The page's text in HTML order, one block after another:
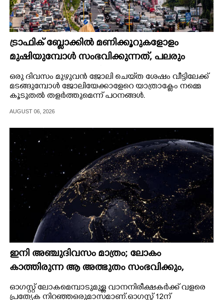
ട്രാഫിക് ബ്ലോക്കിൽ മണിക്കൂറുകളോളം
മുഷിയുമ്പോൾ സംഭവിക്കുന്നത്, പലരും
തളർന്നുപോകുന്നതിന്റെ കാരണം ഇതാണ്
ഒരു ദിവസം മുഴുവൻ ജോലി ചെയ്‌ത ശേഷം വീട്ടിലേക്ക്
മടങ്ങുമ്പോൾ ജോലിയേക്കാളേറെ യാത്രാക്ലേം നമ്മെ
കൂടുതൽ തളർത്തുമെന്ന് പഠനങ്ങൾ.
AUGUST 06, 2026
ഇനി അഞ്ചുദിവസം മാത്രം; ലോകം
കാത്തിരുന്ന ആ അത്ഭുതം സംഭവിക്കും,
കരുതലോടെ വിദഗ്ധർ
ഓഗസ്റ്റ് ലോകമെമ്പാടുമുള്ള വാനനിരീക്ഷകർക്ക് വളരെ
പ്രത്യേക നിറഞ്ഞ ഒരുമാസമാണ്. ഓഗസ്റ്റ് 12ന്